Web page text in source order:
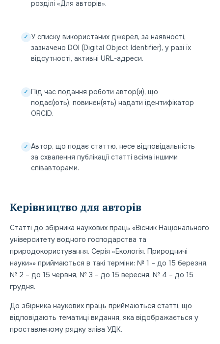
розділі «Для авторів».
✓ У списку використаних джерел, за наявності,
зазначено DOI (Digital Object Identifier), у разі їх
відсутності, активні URL-адреси.
✓ Під час подання роботи автор(и), що
подає(ють), повинен(ять) надати ідентифікатор
ORCID.
✓ Автор, що подає статтю, несе відповідальність
за схвалення публікації статті всіма іншими
співавторами.
Керівництво для авторів
Статті до збірника наукових праць «Вісник Національного
університету водного господарства та
природокористування. Серія «Екологія. Природничі
науки»» приймаються в такі терміни: № 1 – до 15 березня,
№ 2 – до 15 червня, № 3 – до 15 вересня, № 4 – до 15
грудня.
До збірника наукових праць приймаються статті, що
відповідають тематиці видання, яка відображається у
проставленому рядку зліва УДК.